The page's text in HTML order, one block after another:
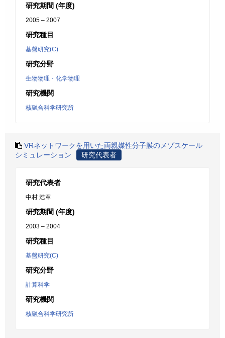
研究期間 (年度)
2005 – 2007
研究種目
基盤研究(C)
研究分野
生物物理・化学物理
研究機関
核融合科学研究所
VRネットワークを用いた両親媒性分子膜のメゾスケール
シミュレーション
研究代表者
研究代表者
中村 浩章
研究期間 (年度)
2003 – 2004
研究種目
基盤研究(C)
研究分野
計算科学
研究機関
核融合科学研究所